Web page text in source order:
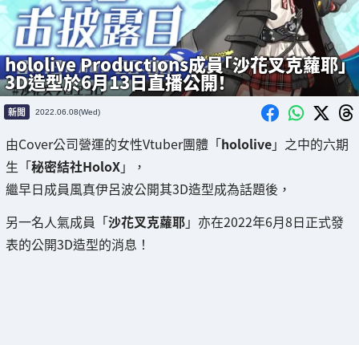
hololive Productions成員「沙花叉克蘿耶」
3D造型於6月13日直播公開！
新聞 2022.06.08(Wed)
由Cover公司營運的女性Vtuber團體「hololive」之中的六期
生「秘密結社HoloX」，
繼早日成員風真伊呂波公開其3D造型成為話題後，
另一名人氣成員「沙花叉克蘿耶」亦在2022年6月8日正式發
表的公開3D造型的消息！